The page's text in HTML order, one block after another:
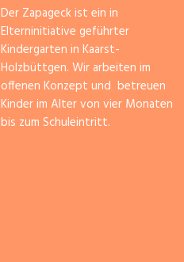
Der Zapageck ist ein in
Elterninitiative geführter
Kindergarten in Kaarst-
Holzbüttgen. Wir arbeiten im
offenen Konzept und betreuen
Kinder im Alter von vier Monaten
bis zum Schuleintritt.